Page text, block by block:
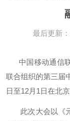
最后更新
中国移动通信联
联合组织的第三届
日至12月1日在北
此次大会以《元